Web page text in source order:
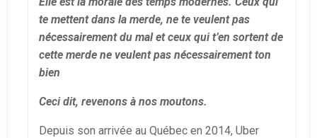
te mettent dans la merde, ne te veulent pas
nécessairement du mal et ceux qui t’en sortent de
cette merde ne veulent pas nécessairement ton
bien
Ceci dit, revenons à nos moutons.
Depuis son arrivée au Québec en 2014, Uber